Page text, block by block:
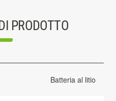
PRODOTTO
Batteria al litio